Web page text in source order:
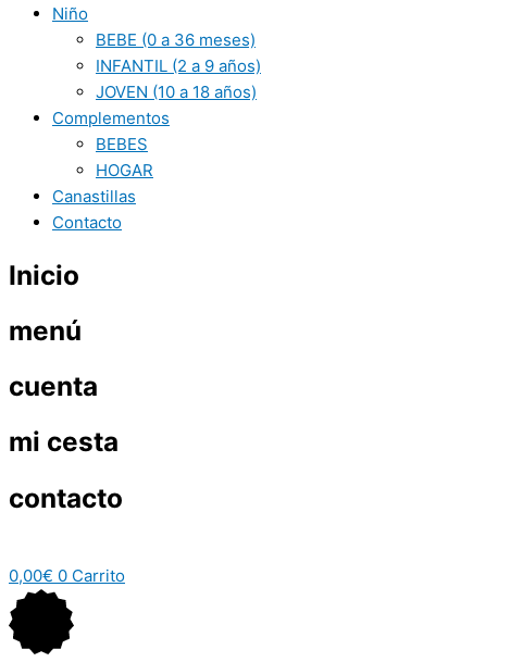
Niño
BEBE (0 a 36 meses)
INFANTIL (2 a 9 años)
JOVEN (10 a 18 años)
Complementos
BEBES
HOGAR
Canastillas
Contacto
Inicio
menú
cuenta
mi cesta
contacto
0,00€ 0 Carrito